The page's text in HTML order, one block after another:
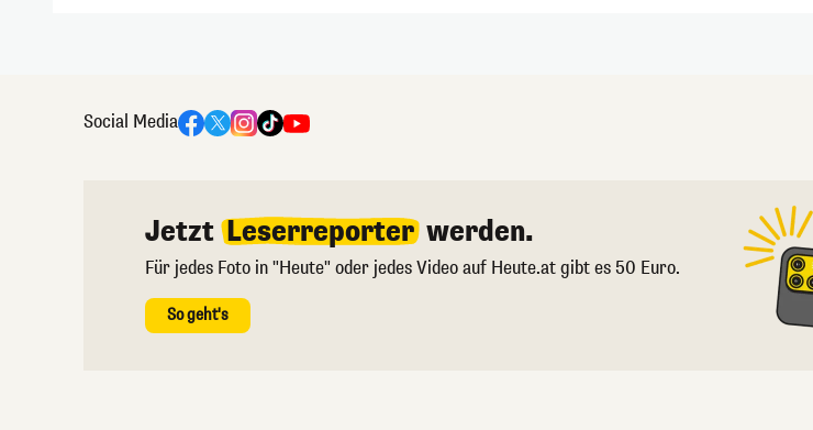
Social Media
Jetzt Leserreporter werden.
Für jedes Foto in "Heute" oder jedes Video auf Heute.at gibt es 50 Euro.
So geht's